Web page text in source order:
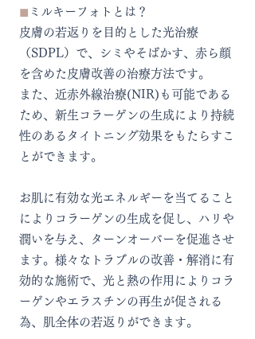
◼︎ ミルキーフォトとは？
皮膚の若返りを目的とした光治療
（SDPL）で、シミやそばかす、赤ら顔
を含めた皮膚改善の治療方法です。
また、近赤外線治療(NIR)も可能である
ため、新生コラーゲンの生成により持続
性のあるタイトニング効果をもたらすこ
とができます。
お肌に有効な光エネルギーを当てること
によりコラーゲンの生成を促し、ハリや
潤いを与え、ターンオーバーを促進させ
ます。様々なトラブルの改善・解消に有
効的な施術で、光と熱の作用によりコラ
ーゲンやエラスチンの再生が促される
為、肌全体の若返りができます。